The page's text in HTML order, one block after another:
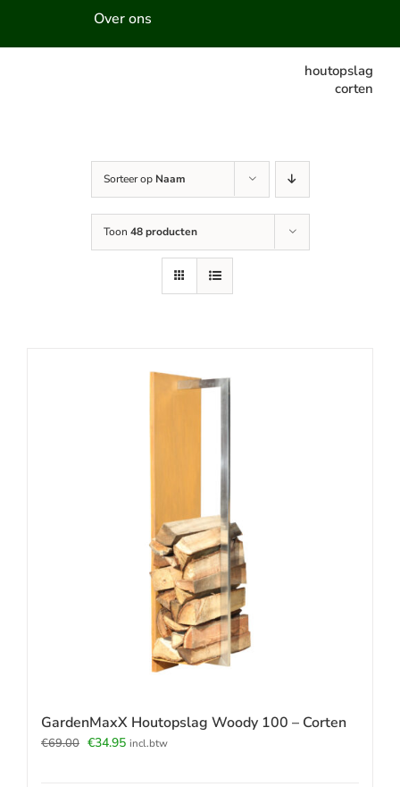
Over ons
houtopslag
corten
Sorteer op Naam
Toon 48 producten
GardenMaxX Houtopslag Woody 100 – Corten
€69.00 Oorspronkelijke
€34.95Huidige
incl.btw